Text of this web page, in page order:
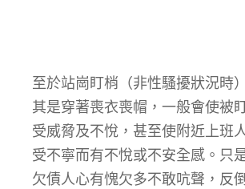
至於站崗盯梢（非性騷擾狀況時
其是穿著喪衣喪帽，一般會使被
受威脅及不悅，甚至使附近上班
受不寧而有不悅或不安全感。只
欠債人心有愧欠多不敢吭聲，反